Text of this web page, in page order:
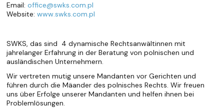
Email:office@swks.com.pl
Website:www.swks.com.pl
SWKS, das sind 4 dynamische Rechtsanwältinnen mit
jahrelanger Erfahrung in der Beratung von polnischen und
ausländischen Unternehmern.
Wir vertreten mutig unsere Mandanten vor Gerichten und
führen durch die Mäander des polnisches Rechts. Wir freuen
uns über Erfolge unserer Mandanten und helfen ihnen bei
Problemlösungen.